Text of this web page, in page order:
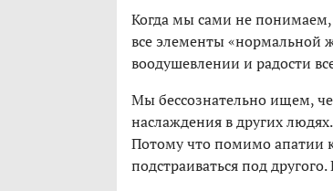
Когда мы сами не понимаем,
все элементы «нормальной
воодушевлении и радости
Мы бессознательно ищем,
наслаждения в других
Потому что помимо апатии
подстраиваться под